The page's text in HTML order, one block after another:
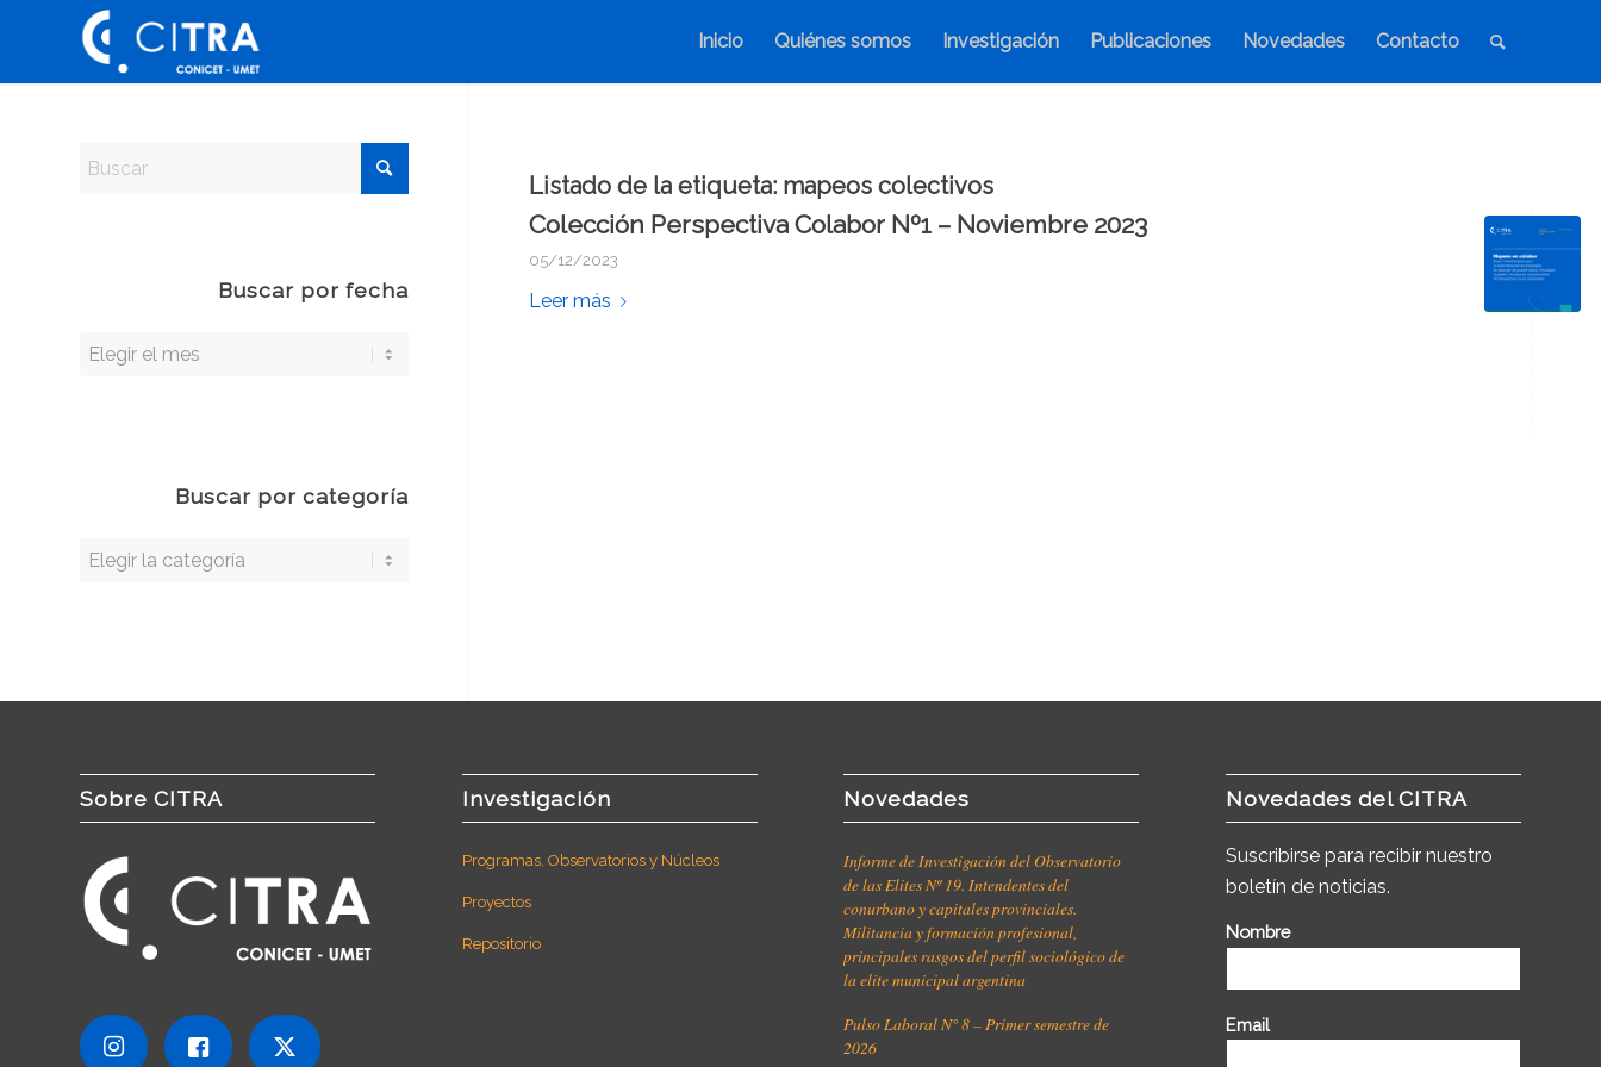
Inicio Quiénes somos Investigación Publicaciones Novedades Contacto
Listado de la etiqueta: mapeos colectivos
Colección Perspectiva Colabor Nº1 – Noviembre 2023
05/12/2023
Leer más
Buscar por fecha
Buscar por categoría
Sobre CITRA Investigación
Programas, Observatorios y Núcleos
Proyectos
Repositorio
Novedades
Informe de Investigación del Observatorio
de las Elites Nº 19. Intendentes del
conurbano y capitales provinciales.
Militancia y formación profesional,
principales rasgos del perfil sociológico de
la elite municipal argentina
Pulso Laboral N° 8 – Primer semestre de
2026
Novedades del CITRA
Suscribirse para recibir nuestro
boletín de noticias.
Nombre
Email